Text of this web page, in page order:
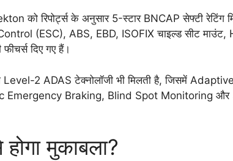
को रिपोर्ट्स के अनुसार 5-स्टार BNCAP सेफ्टी रेटिंग
(ESC), ABS, EBD, ISOFIX चाइल्ड सीट
दिए गए हैं।
Level-2 ADAS टेक्नोलॉजी भी मिलती है, जिसमें
Emergency Braking, Blind Spot Monitoring और
मुकाबला?